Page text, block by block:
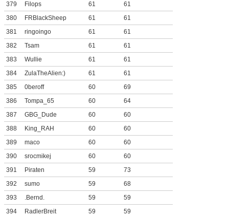
379
Filops 61
61
380
FRBlackSheep 61
61
381
ringoingo 61
61
382
Tsam 61
61
383
Wullie 61
61
384
ZulaTheAlien:) 61
61
385
0beroff 60
69
386
Tompa_65 60
64
387
GBG_Dude 60
60
388
King_RAH 60
60
389
maco 60
60
390
srocmikej 60
60
391
Piraten 59
73
392
sumo 59
68
393
.Bernd. 59
59
394
RadlerBreit 59
59